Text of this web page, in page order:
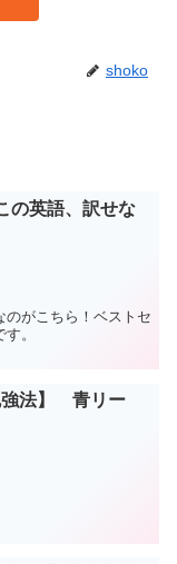
shoko
の英語、訳せな
のがこちら！ベストセ
。
強法】 青リー